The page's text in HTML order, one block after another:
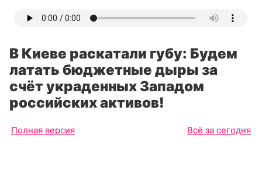
В Киеве раскатали губу: Будем
латать бюджетные дыры за
счёт украденных Западом
российских активов!
Полная версия Всё за сегодня